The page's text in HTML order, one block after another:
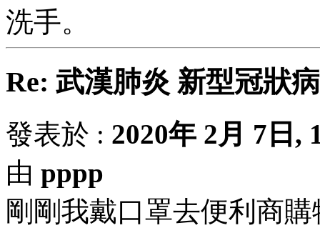
洗手。
Re: 武漢肺炎 新型冠狀
發表於 : 2020年 2月 7日,
由 pppp
剛剛我戴口罩去便利商